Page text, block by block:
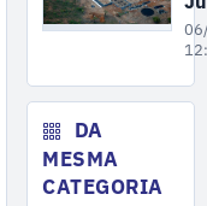
ar
DA
MESMA
CATEGORIA